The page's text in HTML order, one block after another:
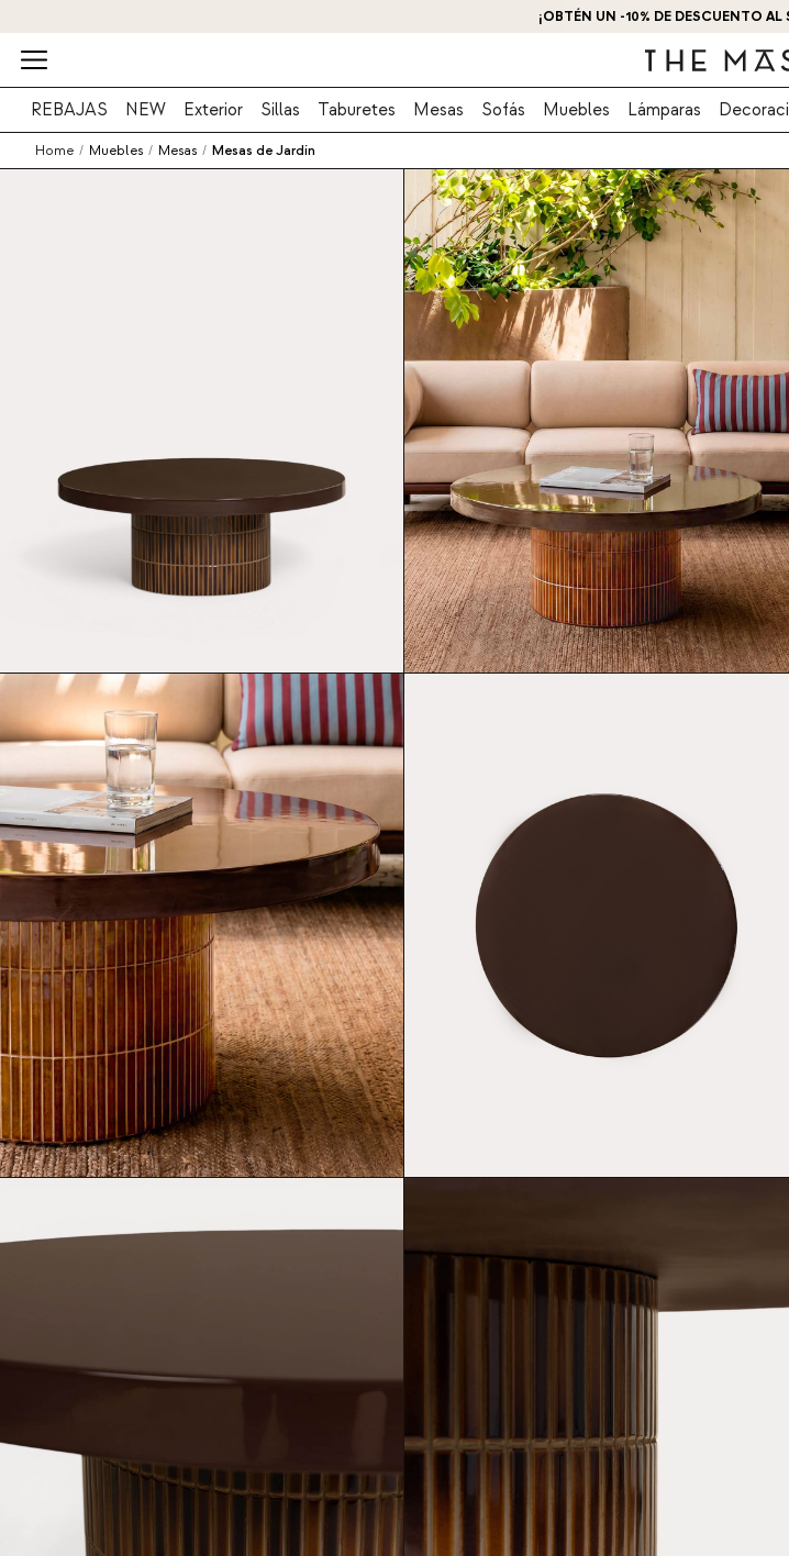
¡OBTÉN UN -10% DE DESCUENTO
REBAJAS NEW Exterior Sillas Taburetes Mesas Sofás Muebles Lámparas
Home / Muebles / Mesas / Mesas de Jardín